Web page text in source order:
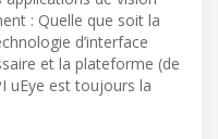
: Quelle que soit la
d’interface
et la plateforme (de
uEye est toujours la